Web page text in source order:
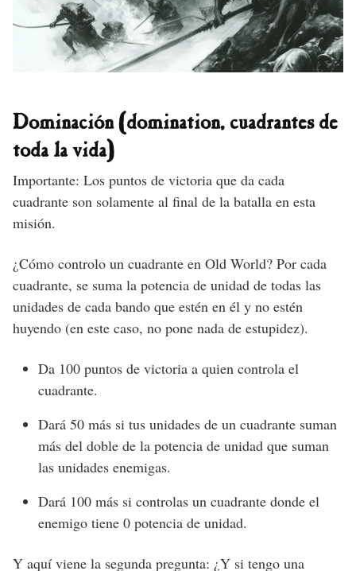
Dominación (domination, cuadrantes de
toda la vida)
Importante: Los puntos de victoria que da cada
cuadrante son solamente al final de la batalla en esta
misión.
¿Cómo controlo un cuadrante en Old World? Por cada
cuadrante, se suma la potencia de unidad de todas las
unidades de cada bando que estén en él y no estén
huyendo (en este caso, no pone nada de estupidez).
Da 100 puntos de victoria a quien controla el
cuadrante.
Dará 50 más si tus unidades de un cuadrante suman
más del doble de la potencia de unidad que suman
las unidades enemigas.
Dará 100 más si controlas un cuadrante donde el
enemigo tiene 0 potencia de unidad.
Y aquí viene la segunda pregunta: ¿Y si tengo una